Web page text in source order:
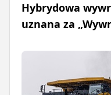
Hybrydowa
uznana za